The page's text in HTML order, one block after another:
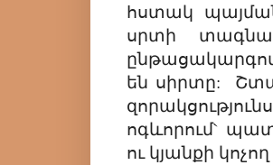
հստակ
սրտի
են սիրտը:
ոգևորում`
ու կյանքի